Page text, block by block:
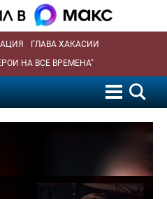
ГЛАВА ХАКАСИИ
НА ВСЕ ВРЕМЕНА"